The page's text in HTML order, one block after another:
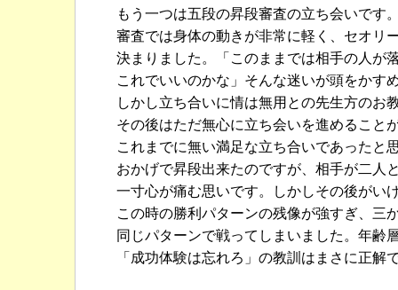
もう一つは五段の昇段審査の立ち会いです
審査では身体の動きが非常に軽く、セオリ
決まりました。「このままでは相手の人が
これでいいのかな」そんな迷いが頭をかす
しかし立ち合いに情は無用との先生方のお
その後はただ無心に立ち会いを進めること
これまでに無い満足な立ち合いであったと
おかげで昇段出来たのですが、相手が二人
一寸心が痛む思いです。しかしその後がい
この時の勝利パターンの残像が強すぎ、三
同じパターンで戦ってしまいました。年齢
「成功体験は忘れろ」の教訓はまさに正解